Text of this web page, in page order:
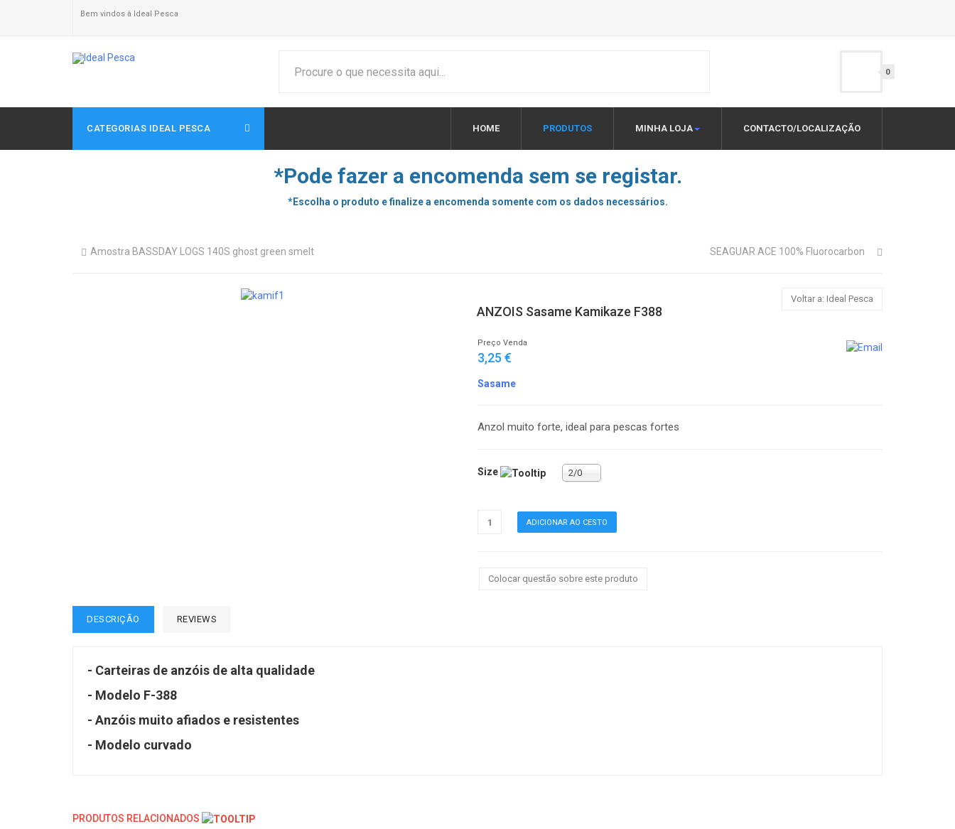
Bem vindos à Ideal Pesca
0
CATEGORIAS IDEAL PESCA HOME PRODUTOS MINHA LOJA CONTACTO/LOCALIZAÇÃO
*Pode fazer a encomenda sem se registar.
*Escolha o produto e finalize a encomenda somente com os dados necessários.
Amostra BASSDAY LOGS 140S ghost green smelt SEAGUAR ACE 100% Fluorocarbon
Voltar a: Ideal Pesca
ANZOIS Sasame Kamikaze F388
Preço Venda
3,25 €
Sasame
Anzol muito forte, ideal para pescas fortes
Size 2/0
Colocar questão sobre este produto
DESCRIÇÃO REVIEWS
- Carteiras de anzóis de alta qualidade
- Modelo F-388
- Anzóis muito afiados e resistentes
- Modelo curvado
PRODUTOS RELACIONADOS